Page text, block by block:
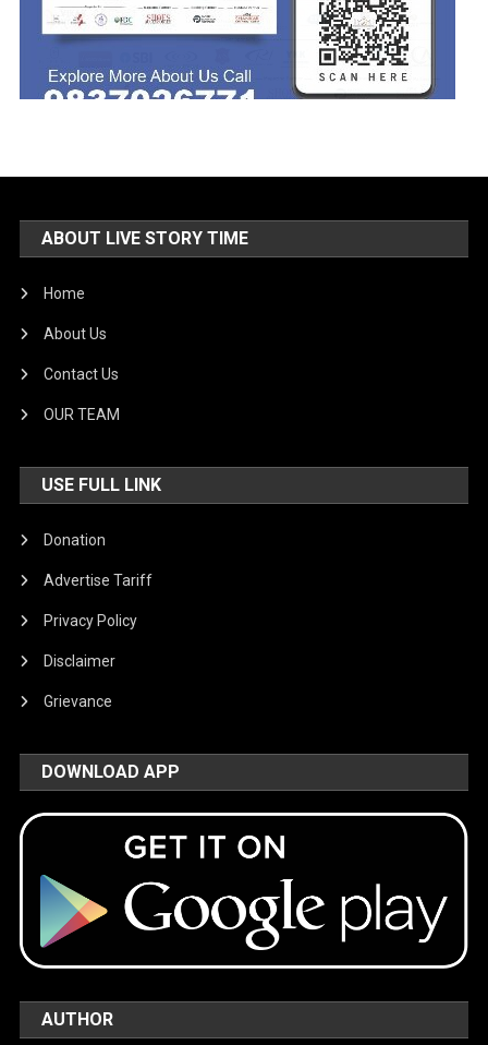
ABOUT LIVE STORY TIME
Home
About Us
Contact Us
OUR TEAM
USE FULL LINK
Donation
Advertise Tariff
Privacy Policy
Disclaimer
Grievance
DOWNLOAD APP
AUTHOR